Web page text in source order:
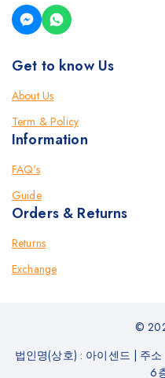
Get to know Us
About Us
Term & Policy
Information
FAQ's
Guide
Orders & Returns
Returns
Exchange
©
법인명(상호) : 아이센드
주
6